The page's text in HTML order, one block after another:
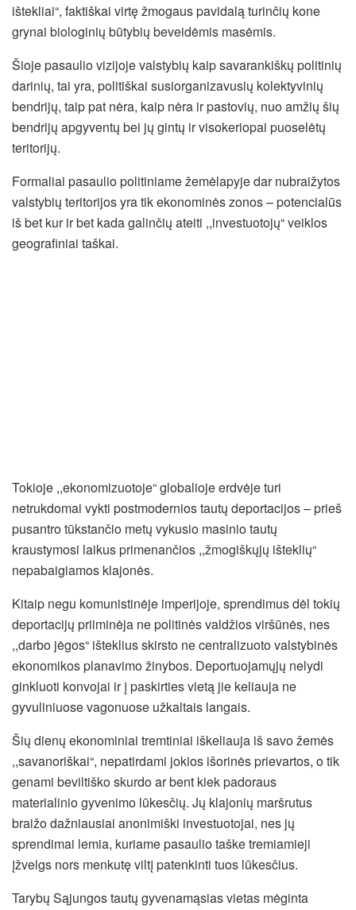
ištekliai“, faktiškai virtę žmogaus pavidalą turinčių kone
grynai biologinių būtybių beveidėmis masėmis.
Šioje pasaulio vizijoje valstybių kaip savarankiškų politinių
darinių, tai yra, politiškai susiorganizavusių kolektyvinių
bendrijų, taip pat nėra, kaip nėra ir pastovių, nuo amžių šių
bendrijų apgyventų bei jų gintų ir visokeriopai puoselėtų
teritorijų.
Formaliai pasaulio politiniame žemėlapyje dar nubraižytos
valstybių teritorijos yra tik ekonominės zonos – potencialūs
iš bet kur ir bet kada galinčių ateiti ,,investuotojų“ veiklos
geografiniai taškai.
Tokioje ,,ekonomizuotoje“ globalioje erdvėje turi
netrukdomai vykti postmodernios tautų deportacijos – prieš
pusantro tūkstančio metų vykusio masinio tautų
kraustymosi laikus primenančios ,,žmogiškųjų išteklių“
nepabaigiamos klajonės.
Kitaip negu komunistinėje imperijoje, sprendimus dėl tokių
deportacijų priiminėja ne politinės valdžios viršūnės, nes
,,darbo jėgos“ išteklius skirsto ne centralizuoto valstybinės
ekonomikos planavimo žinybos. Deportuojamųjų nelydi
ginkluoti konvojai ir į paskirties vietą jie keliauja ne
gyvuliniuose vagonuose užkaltais langais.
Šių dienų ekonominiai tremtiniai iškeliauja iš savo žemės
,,savanoriškai“, nepatirdami jokios išorinės prievartos, o tik
genami beviltiško skurdo ar bent kiek padoraus
materialinio gyvenimo lūkesčių. Jų klajonių maršrutus
braižo dažniausiai anonimiški investuotojai, nes jų
sprendimai lemia, kuriame pasaulio taške tremiamieji
įžvelgs nors menkutę viltį patenkinti tuos lūkesčius.
Tarybų Sąjungos tautų gyvenamąsias vietas mėginta